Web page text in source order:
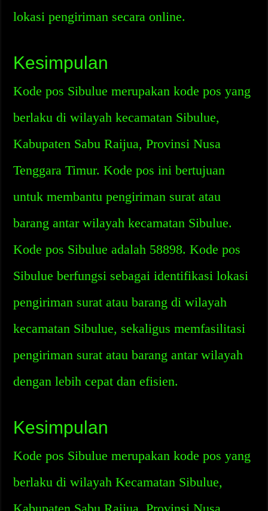
lokasi pengiriman secara online.
Kesimpulan
Kode pos Sibulue merupakan kode pos yang
berlaku di wilayah kecamatan Sibulue,
Kabupaten Sabu Raijua, Provinsi Nusa
Tenggara Timur. Kode pos ini bertujuan
untuk membantu pengiriman surat atau
barang antar wilayah kecamatan Sibulue.
Kode pos Sibulue adalah 58898. Kode pos
Sibulue berfungsi sebagai identifikasi lokasi
pengiriman surat atau barang di wilayah
kecamatan Sibulue, sekaligus memfasilitasi
pengiriman surat atau barang antar wilayah
dengan lebih cepat dan efisien.
Kesimpulan
Kode pos Sibulue merupakan kode pos yang
berlaku di wilayah Kecamatan Sibulue,